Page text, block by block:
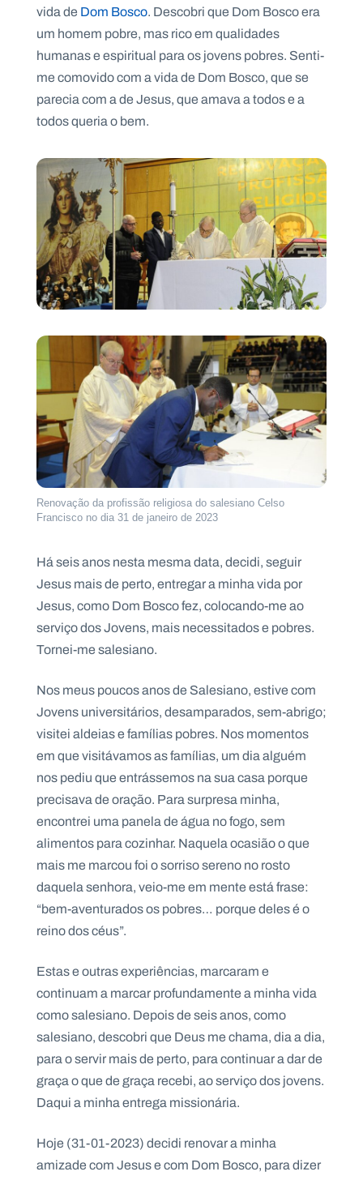
vida de Dom Bosco. Descobri que Dom Bosco era
um homem pobre, mas rico em qualidades
humanas e espiritual para os jovens pobres. Senti-
me comovido com a vida de Dom Bosco, que se
parecia com a de Jesus, que amava a todos e a
todos queria o bem.
Renovação da profissão religiosa do salesiano Celso
Francisco no dia 31 de janeiro de 2023
Há seis anos nesta mesma data, decidi, seguir
Jesus mais de perto, entregar a minha vida por
Jesus, como Dom Bosco fez, colocando-me ao
serviço dos Jovens, mais necessitados e pobres.
Tornei-me salesiano.
Nos meus poucos anos de Salesiano, estive com
Jovens universitários, desamparados, sem-abrigo;
visitei aldeias e famílias pobres. Nos momentos
em que visitávamos as famílias, um dia alguém
nos pediu que entrássemos na sua casa porque
precisava de oração. Para surpresa minha,
encontrei uma panela de água no fogo, sem
alimentos para cozinhar. Naquela ocasião o que
mais me marcou foi o sorriso sereno no rosto
daquela senhora, veio-me em mente está frase:
“bem-aventurados os pobres… porque deles é o
reino dos céus”.
Estas e outras experiências, marcaram e
continuam a marcar profundamente a minha vida
como salesiano. Depois de seis anos, como
salesiano, descobri que Deus me chama, dia a dia,
para o servir mais de perto, para continuar a dar de
graça o que de graça recebi, ao serviço dos jovens.
Daqui a minha entrega missionária.
Hoje (31-01-2023) decidi renovar a minha
amizade com Jesus e com Dom Bosco, para dizer
e
tt
e
r